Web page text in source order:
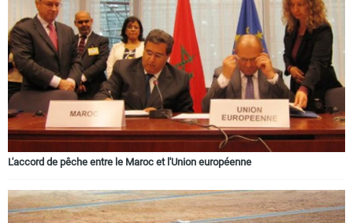
L'accord de pêche entre le Maroc et l'Union européenne